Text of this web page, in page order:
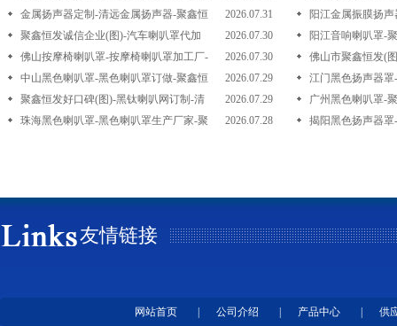
厂扬声...
车扬声...
2026.07.31
金属扬声器定制-清远金属扬声器-聚鑫恒
发诚信企业
阳江金属振膜扬
扬声器定做
2026.07.30
聚鑫恒发诚信企业(图)-汽车喇叭罩代加
工-中山...
阳江音响喇叭罩-
响喇叭...
2026.07.30
佛山按摩椅喇叭罩-按摩椅喇叭罩加工厂-
聚鑫恒...
佛山市聚鑫恒发(
厂-肇庆...
2026.07.29
中山黑色喇叭罩-黑色喇叭罩订做-聚鑫恒
发
江门黑色扬声器
扬声器...
2026.07.29
聚鑫恒发好口碑(图)-黑钛喇叭网订制-清
远黑钛...
广州黑色喇叭罩-
色喇叭...
2026.07.28
珠海黑色喇叭罩-黑色喇叭罩生产厂家-聚
揭阳黑色扬声器
友情链接
网站首页 公司介绍 产品中心 供